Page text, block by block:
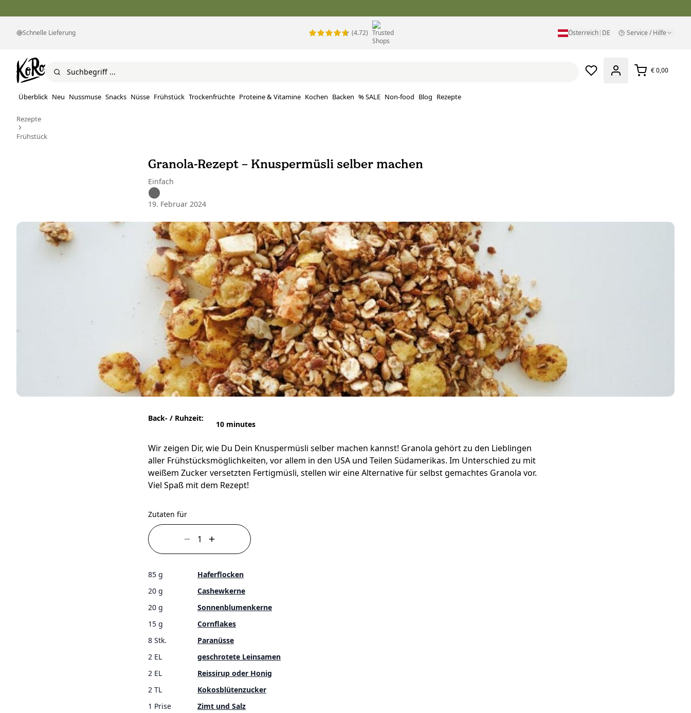
Schnelle Lieferung (4.72) Österreich| DE Service / Hilfe
€ 0,00
Überblick Neu Nussmuse Snacks Nüsse Frühstück Trockenfrüchte Proteine ​​& Vitamine Kochen Backen % SALE Non-food Blog Rezepte
Rezepte
Frühstück
Granola-Rezept – Knuspermüsli selber machen
Einfach
19. Februar 2024
Back- / Ruhzeit:
10 minutes
Wir zeigen Dir, wie Du Dein Knuspermüsli selber machen kannst! Granola gehört zu den Lieblingen
aller Frühstücksmöglichkeiten, vor allem in den USA und Teilen Südamerikas. Im Unterschied zu mit
weißem Zucker versetzten Fertigmüsli, stellen wir eine Alternative für selbst gemachtes Granola vor.
Viel Spaß mit dem Rezept!
Zutaten für
85 g
Haferflocken
20 g
Cashewkerne
20 g
Sonnenblumenkerne
15 g
Cornflakes
8 Stk.
Paranüsse
2 EL
geschrotete Leinsamen
2 EL
Reissirup oder Honig
2 TL
Kokosblütenzucker
1 Prise
Zimt und Salz